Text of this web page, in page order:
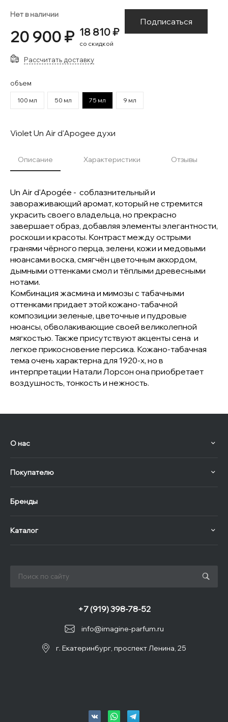
Нет в наличии
20 900 ₽ 18 810 ₽
со скидкой
Подписаться
Рассчитать доставку
объем
100 мл 50 мл 75 мл 9 мл
Violet Un Air d'Apogee духи
Описание Характеристики Отзывы
Un Air d'Apogée - соблазнительный и
завораживающий аромат, который не стремится
украсить своего владельца, но прекрасно
завершает образ, добавляя элементы элегантности,
роскоши и красоты. Контраст между острыми
гранями чёрного перца, зелени, кожи и медовыми
нюансами воска, смягчён цветочным аккордом,
дымными оттенками смол и тёплыми древесными
нотами.
Комбинация жасмина и мимозы с табачными
оттенками придает этой кожано-табачной
композиции зеленые, цветочные и пудровые
нюансы, обволакивающие своей великолепной
мягкостью. Также присутствуют акценты сена и
легкое прикосновение персика. Кожано-табачная
тема очень характерна для 1920-х, но в
интерпретации Натали Лорсон она приобретает
воздушность, тонкость и нежность.
О нас
Покупателю
Бренды
Каталог
info@imagine-parfum.ru
+7 (919) 398-78-52
г. Екатеринбург, проспект Ленина, 25